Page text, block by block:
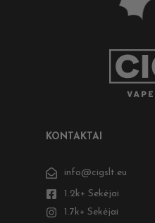
KONTAKTAI
info@cigslt.eu
1.2k+ Sekėjai
1.7k+ Sekėjai